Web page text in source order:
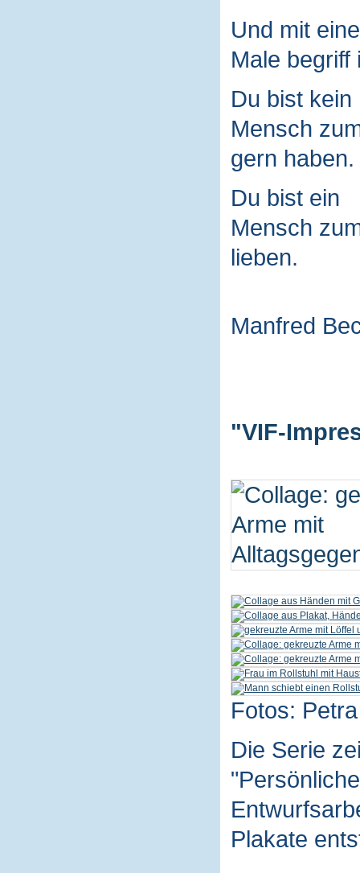
Und mit
Male begriff
Du bist kein
Mensch
gern haben.
Du bist ein
Mensch
lieben.
Manfred
"VIF-
Fotos:
Die Serie
Plakate